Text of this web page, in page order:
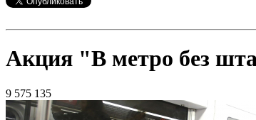
Акция "В метро без
9 575 135